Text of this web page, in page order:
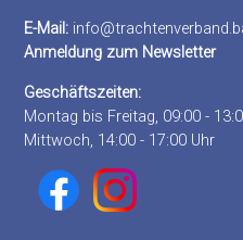
E-Mail:
Anmeldung zum Newsletter
Geschäftszeiten:
Montag bis Freitag, 09:00 -
Mittwoch, 14:00 - 17:00 Uhr